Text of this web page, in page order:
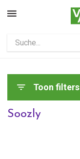
Toon filters
Soozly